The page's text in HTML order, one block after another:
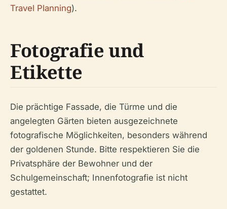
Travel Planning).
Fotografie und
Etikette
Die prächtige Fassade, die Türme und die
angelegten Gärten bieten ausgezeichnete
fotografische Möglichkeiten, besonders während
der goldenen Stunde. Bitte respektieren Sie die
Privatsphäre der Bewohner und der
Schulgemeinschaft; Innenfotografie ist nicht
gestattet.